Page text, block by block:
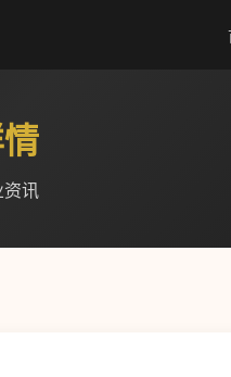
资讯